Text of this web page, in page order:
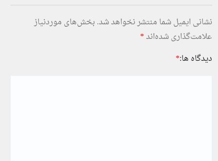
نشانی ایمیل شما منتشر نخواهد شد. بخش‌های موردنیاز
علامت‌گذاری شده‌اند*
دیدگاه ها:*